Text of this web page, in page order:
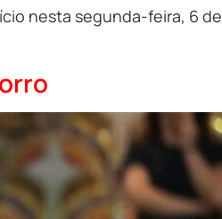
nesta segunda-feira, 6 de